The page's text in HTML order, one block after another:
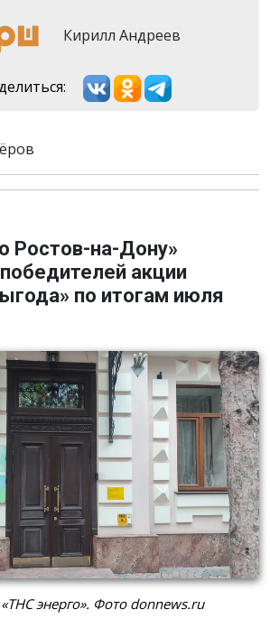
Кирилл Андреев
Ростов-на-Дону»
акции
по итогам июля
энерго». Фото donnews.ru